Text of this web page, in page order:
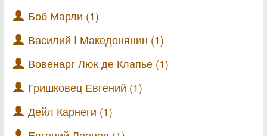
Боб Марли (1)
Василий I Македонянин (1)
Вовенарг Люк де Клапье (1)
Гришковец Евгений (1)
Дейл Карнеги (1)